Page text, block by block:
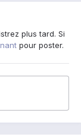
plus tard. Si
pour poster.